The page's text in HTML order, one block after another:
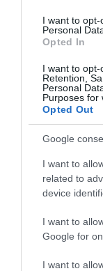
I want to
Personal
Opted In
I want to opt-
Retention,
Personal
Purposes for
Opted Out
Google
I want to
related to
device
I want to
Google for
I want to
A Qatar
elindított,
hogy repjegy
utazásukhoz
Nagyon hasonló